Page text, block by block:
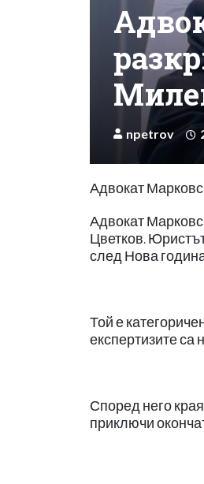
npetrov
Адвокат
Адвокат
Цветков.
след Нова
Той е
експертизите са
Според него
приключи